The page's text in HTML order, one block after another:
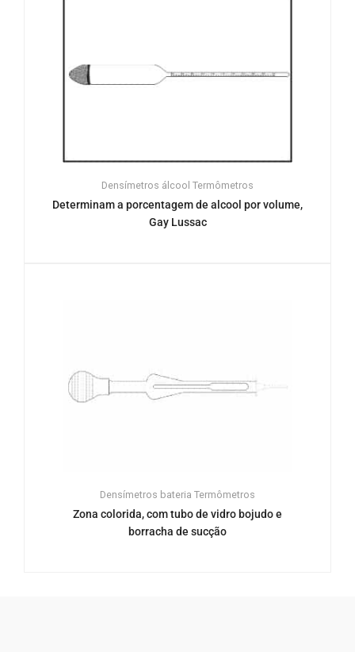
Densímetros álcool Termômetros
Determinam a porcentagem de alcool por volume,
Gay Lussac
Densímetros bateria Termômetros
Zona colorida, com tubo de vidro bojudo e
borracha de sucção